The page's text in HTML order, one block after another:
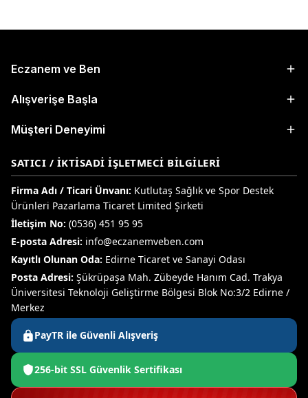
Eczanem ve Ben
Alışverişe Başla
Müşteri Deneyimi
SATICI / İKTISADI İŞLETMECI BILGILERI
Firma Adı / Ticari Ünvanı: Kutlutaş Sağlık ve Spor Destek
Ürünleri Pazarlama Ticaret Limited Şirketi
İletişim No: (0536) 451 95 95
E-posta Adresi: info@eczanemveben.com
Kayıtlı Olunan Oda: Edirne Ticaret ve Sanayi Odası
Posta Adresi: Şükrüpaşa Mah. Zübeyde Hanım Cad. Trakya
Üniversitesi Teknoloji Geliştirme Bölgesi Blok No:3/2 Edirne /
Merkez
PayTR ile Güvenli Alışveriş
256-bit SSL Güvenlik Sertifikası